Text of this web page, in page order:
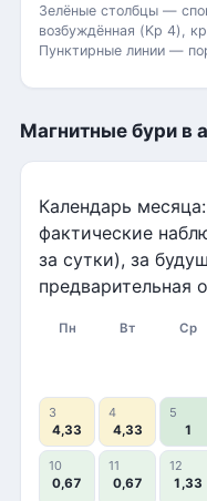
Зелёные столбцы —
возбуждённая (Kp 4),
Пунктирные линии —
Магнитные бури в
Календарь
фактические
за сутки), за
предварительная
Пн Вт Ср
3
4,33
4
4,33
5
1
10
0,67
11
0,67
12
1,33